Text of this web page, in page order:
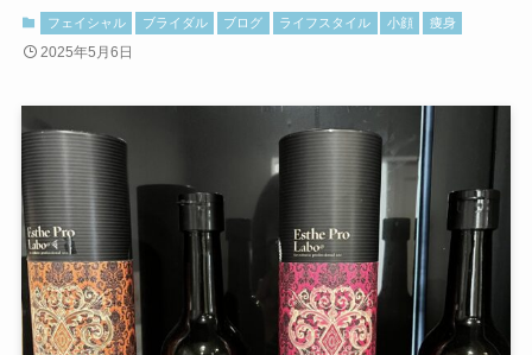
フェイシャル ブライダル ブログ ライフスタイル 小顔 痩身
2025年5月6日